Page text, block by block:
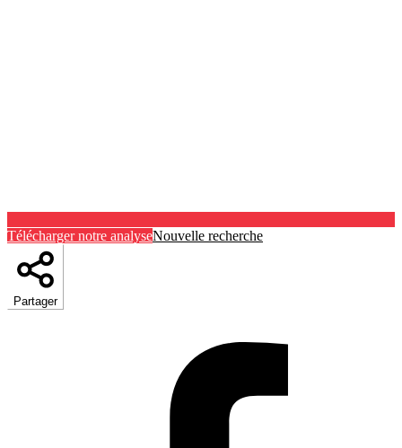
Télécharger notre analyseNouvelle recherche
Partager